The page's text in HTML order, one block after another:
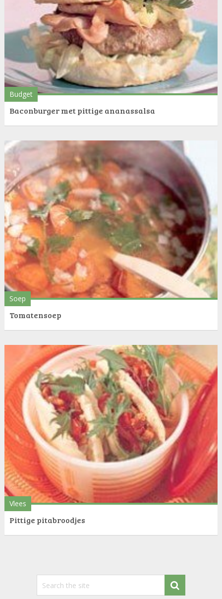
Budget
Baconburger met pittige ananassalsa
Soep
Tomatensoep
Vlees
Pittige pitabroodjes